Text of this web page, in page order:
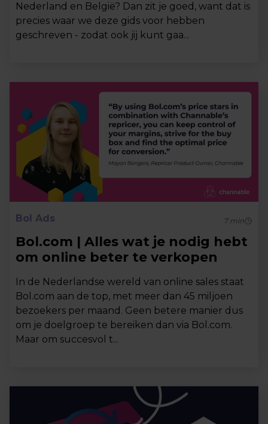
Nederland en België? Dan zit je goed, want dat is
precies waar we deze gids voor hebben
geschreven - zodat ook jij kunt gaa...
Bol Ads 7min
Bol.com | Alles wat je nodig hebt
om online beter te verkopen
In de Nederlandse wereld van online sales staat
Bol.com aan de top, met meer dan 45 miljoen
bezoekers per maand. Geen betere manier dus
om je doelgroep te bereiken dan via Bol.com.
Maar om succesvol t...